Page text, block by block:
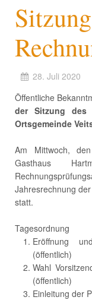
28. Juli 2020
Öffentliche
der Sitzung des
Ortsgemeinde
Am Mittwoch,
Gasthaus
Jahresrechnung
statt.
Tagesordnung
Eröffnung
(öffentlich)
Wahl
(öffentlich)
Einleitung der